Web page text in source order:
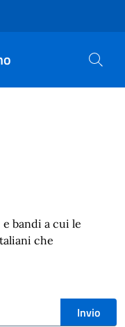
bandi a cui le
che
Invio